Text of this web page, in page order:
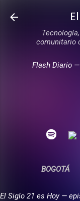
Ir
comunitario
Flash Diario
BOGOTÁ
El Siglo 21 es Hoy —